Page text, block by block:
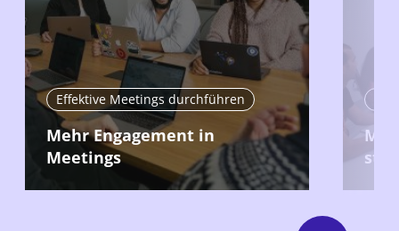
Effektive Meetings durchführen
Mehr Engagement in
Meetings